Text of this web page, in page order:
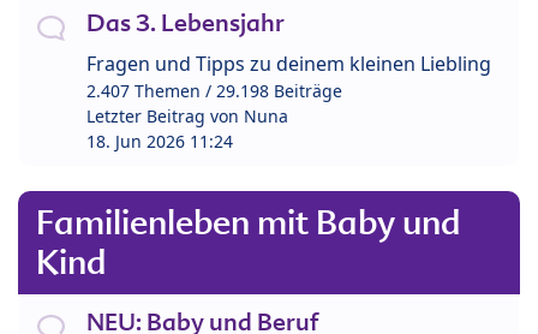
Das 3. Lebensjahr
Fragen und Tipps zu deinem kleinen Liebling
2.407 Themen / 29.198 Beiträge
Letzter Beitrag von Nuna
18. Jun 2026 11:24
Familienleben mit Baby und
Kind
NEU: Baby und Beruf